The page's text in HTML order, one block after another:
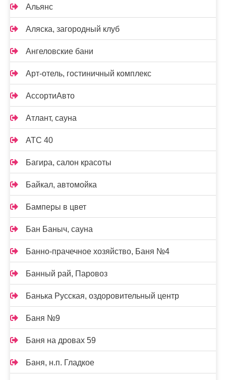
Альянс
Аляска, загородный клуб
Ангеловские бани
Арт-отель, гостиничный комплекс
АссортиАвто
Атлант, сауна
АТС 40
Багира, салон красоты
Байкал, автомойка
Бамперы в цвет
Бан Баныч, сауна
Банно-прачечное хозяйство, Баня №4
Банный рай, Паровоз
Банька Русская, оздоровительный центр
Баня №9
Баня на дровах 59
Баня, н.п. Гладкое